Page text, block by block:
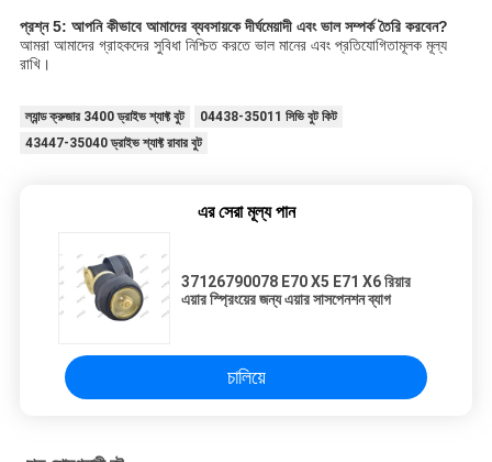
প্রশ্ন 5: আপনি কীভাবে আমাদের ব্যবসায়কে দীর্ঘমেয়াদী এবং ভাল সম্পর্ক তৈরি করবেন?
আমরা আমাদের গ্রাহকদের সুবিধা নিশ্চিত করতে ভাল মানের এবং প্রতিযোগিতামূলক মূল্য
রাখি।
ল্যান্ড ক্রুজার 3400 ড্রাইভ শ্যাফ্ট বুট
04438-35011 সিভি বুট কিট
43447-35040 ড্রাইভ শ্যাফ্ট রাবার বুট
এর সেরা মূল্য পান
37126790078 E70 X5 E71 X6 রিয়ার
এয়ার স্প্রিংয়ের জন্য এয়ার সাসপেনশন ব্যাগ
চালিয়ে